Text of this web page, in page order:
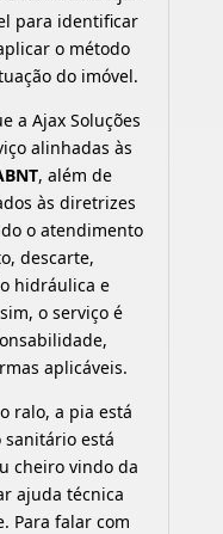
para identificar
o método
do imóvel.
a Ajax Soluções
alinhadas às
, além de
às diretrizes
o atendimento
descarte,
hidráulica e
o serviço é
aplicáveis.
ralo, a pia está
sanitário está
cheiro vindo da
ajuda técnica
Para falar com